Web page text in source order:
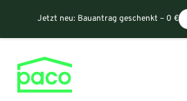
Jetzt neu: Bauantrag geschenkt – 0 €